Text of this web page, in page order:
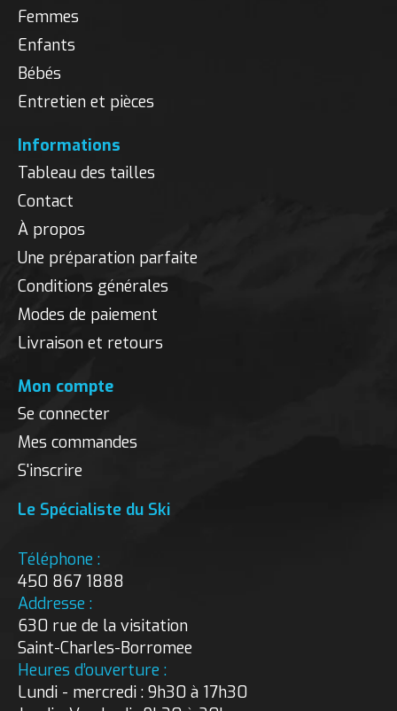
Femmes
Enfants
Bébés
Entretien et pièces
Informations
Tableau des tailles
Contact
À propos
Une préparation parfaite
Conditions générales
Modes de paiement
Livraison et retours
Mon compte
Se connecter
Mes commandes
S'inscrire
Le Spécialiste du Ski
Téléphone :
450 867 1888
Addresse :
630 rue de la visitation
Saint-Charles-Borromee
Heures d’ouverture :
Lundi - mercredi : 9h30 à 17h30